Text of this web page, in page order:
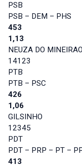
PSB
PSB – DEM – PHS
453
1,13
NEUZA DO MINEIRAO
14123
PTB
PTB – PSC
426
1,06
GILSINHO
12345
PDT
PDT – PRP – PT –
413